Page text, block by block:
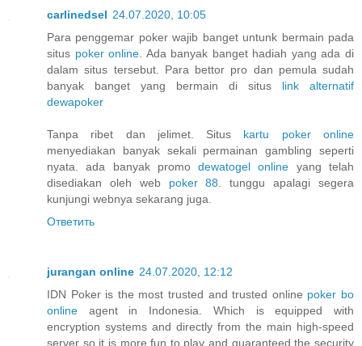
carlinedsel 24.07.2020, 10:05
Para penggemar poker wajib banget untunk bermain pada
situs poker online . Ada banyak banget hadiah yang ada di
dalam situs tersebut. Para bettor pro dan pemula sudah
banyak banget yang bermain di situs link alternatif
dewapoker
Tanpa ribet dan jelimet. Situs kartu poker online
menyediakan banyak sekali permainan gambling seperti
nyata. ada banyak promodewatogel online yang telah
disediakan oleh web poker 88 . tunggu apalagi segera
kunjungi webnya sekarang juga.
Ответить
jurangan online 24.07.2020, 12:12
IDN Poker is the most trusted and trusted online poker bo
online agent in Indonesia. Which is equipped with
encryption systems and directly from the main high-speed
server so it is more fun to play and guaranteed the security